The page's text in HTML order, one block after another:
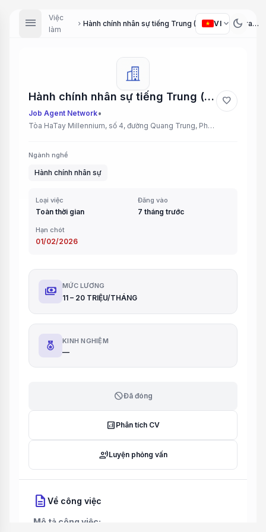
menu
Việc
làm
chevron_right Hành chính nhân sự tiếng Trung (HR & Administrative Staff - Chinese Speaker)
VI expand_more dark_mode
Hành chính nhân sự tiếng Trung (HR & Administrative Staff - Chinese Speaker)
Job Agent Network•
Tòa HaTay Millennium, số 4, đường Quang Trung, Phường Hà Đông Hà Nội
favorite
Ngành nghề
Hành chính nhân sự
Loại việc
Toàn thời gian
Đăng vào
7 tháng trước
Hạn chót
01/02/2026
payments MỨC LƯƠNG
11 – 20 TRIỆU/THÁNG
KINH NGHIỆM
—
blockĐã đóng
analytics Phân tích CV
record_voice_overLuyện phỏng vấn
description Về công việc
Mô tả công việc: